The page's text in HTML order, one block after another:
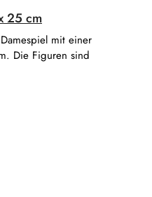
25 cm
mit einer
Die Figuren sind